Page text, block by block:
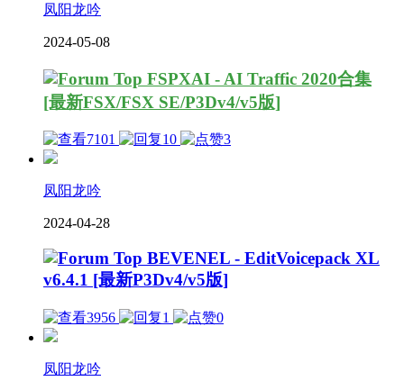
凤阳龙吟
2024-05-08
FSPXAI - AI Traffic 2020合集
[最新FSX/FSX SE/P3Dv4/v5版]
7101 10 3
凤阳龙吟
2024-04-28
BEVENEL - EditVoicepack XL
v6.4.1 [最新P3Dv4/v5版]
3956 1 0
凤阳龙吟